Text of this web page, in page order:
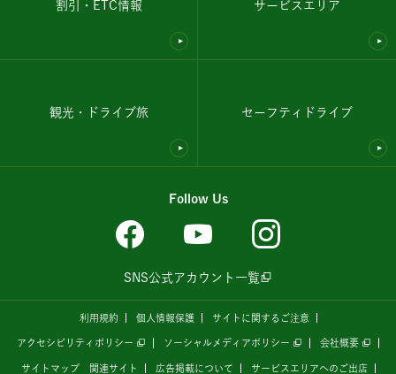
割引・ETC情報 サービスエリア
観光・ドライブ旅 セーフティドライブ
Follow Us
SNS公式アカウント一覧
利用規約 個人情報保護 サイトに関するご注意
アクセシビリティポリシー ソーシャルメディアポリシー 会社概要
サイトマップ 関連サイト 広告掲載について サービスエリアへのご出店